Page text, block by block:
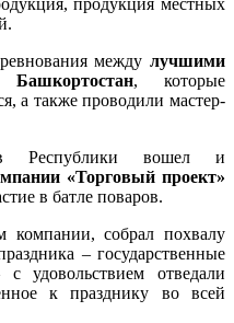
между лучшими
, которые
а также проводили мастер-
Республики вошел и
«Торговый проект»
в батле поваров.
компании, собрал похвалу
– государственные
удовольствием отведали
к празднику во всей